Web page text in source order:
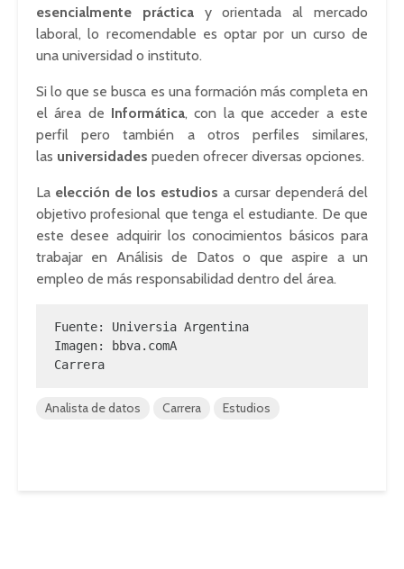
esencialmente prácticay orientada al mercado
laboral, lo recomendable es optar por un curso de
una universidad o instituto.
Si lo que se busca es una formación más completa en
el área de Informática, con la que acceder a este
perfil pero también a otros perfiles similares,
las universidades pueden ofrecer diversas opciones.
La elección de los estudios a cursar dependerá del
objetivo profesional que tenga el estudiante. De que
este desee adquirir los conocimientos básicos para
trabajar en Análisis de Datos o que aspire a un
empleo de más responsabilidad dentro del área.
Fuente: Universia Argentina
Imagen: bbva.comA
Carrera
Analista de datos Carrera Estudios